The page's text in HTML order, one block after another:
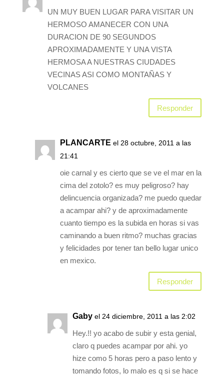
UN MUY BUEN LUGAR PARA VISITAR UN
HERMOSO AMANECER CON UNA
DURACION DE 90 SEGUNDOS
APROXIMADAMENTE Y UNA VISTA
HERMOSA A NUESTRAS CIUDADES
VECINAS ASI COMO MONTAÑAS Y
VOLCANES
Responder
PLANCARTE el 28 octubre, 2011 a las
21:41
oie carnal y es cierto que se ve el mar en la
cima del zotolo? es muy peligroso? hay
delincuencia organizada? me puedo quedar
a acampar ahi? y de aproximadamente
cuanto tiempo es la subida en horas si vas
caminando a buen ritmo? muchas gracias
y felicidades por tener tan bello lugar unico
en mexico.
Responder
Gaby el 24 diciembre, 2011 a las 2:02
Hey.!! yo acabo de subir y esta genial,
claro q puedes acampar por ahi. yo
hize como 5 horas pero a paso lento y
tomando fotos, lo malo es q si se hace